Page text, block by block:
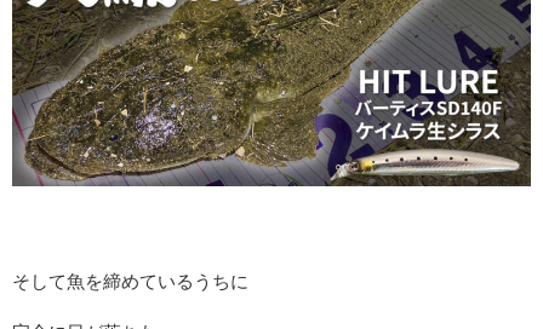
そして魚を締めているうちに